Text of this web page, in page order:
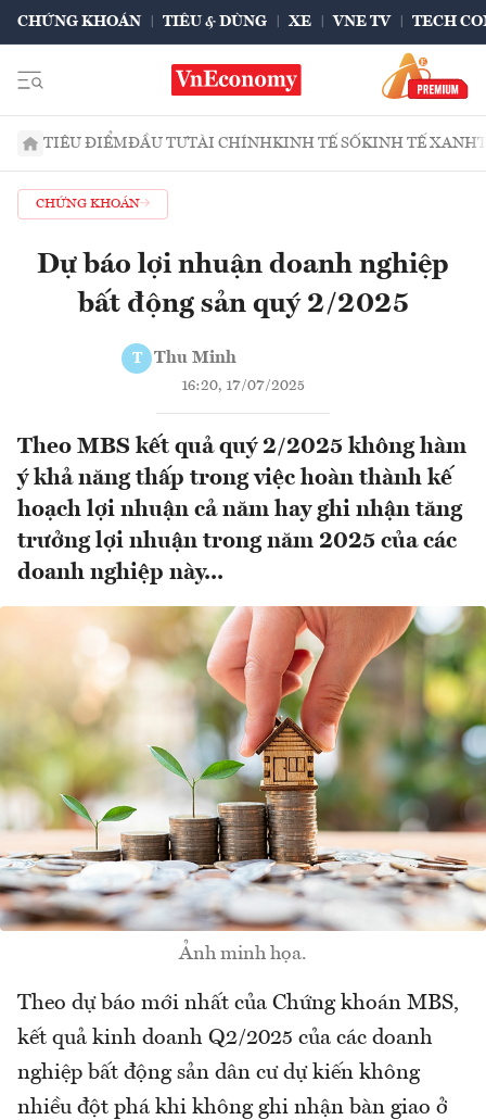
CHỨNG KHOÁN TIÊU & DÙNG XE VNE TV TECH
TIÊU ĐIỂMĐẦU TƯTÀI CHÍNHKINH TẾ SỐKINH TẾ XANH
CHỨNG KHOÁN
Dự báo lợi nhuận doanh nghiệp
bất động sản quý 2/2025
T Thu Minh
16:20, 17/07/2025
Theo MBS kết quả quý 2/2025 không hàm
ý khả năng thấp trong việc hoàn thành kế
hoạch lợi nhuận cả năm hay ghi nhận tăng
trưởng lợi nhuận trong năm 2025 của các
doanh nghiệp này...
Ảnh minh họa.
Theo dự báo mới nhất của Chứng khoán MBS,
kết quả kinh doanh Q2/2025 của các doanh
nghiệp bất động sản dân cư dự kiến không
nhiều đột phá khi không ghi nhận bàn giao ở